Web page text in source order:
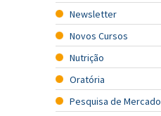
Newsletter
Novos Cursos
Nutrição
Oratória
Pesquisa de Mercado